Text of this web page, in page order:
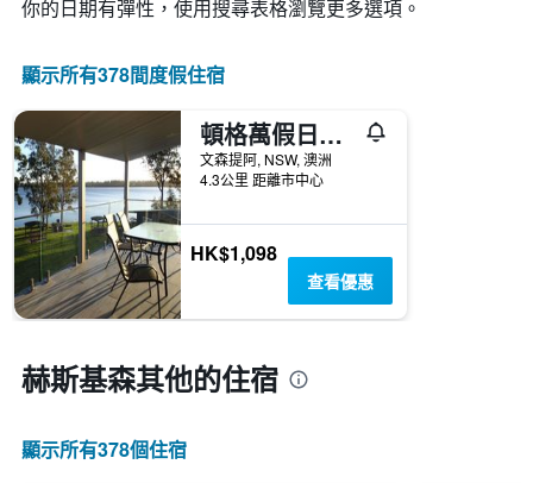
此
表
具
有
條
X
軸，
顯
示
一
週
中
各
天
表
你的日期有彈性，使用搜尋表格瀏覽更多選項。
顯示所有378間度假住宿
頓格萬假日住宿酒店
文森提阿, NSW, 澳洲
4.3公里 距離市中心
HK$1,098
查看優惠
赫斯基森​其他的住宿
顯示所有378​個住宿